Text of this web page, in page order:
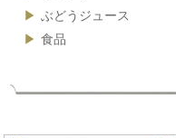
ぶどうジュース
食品